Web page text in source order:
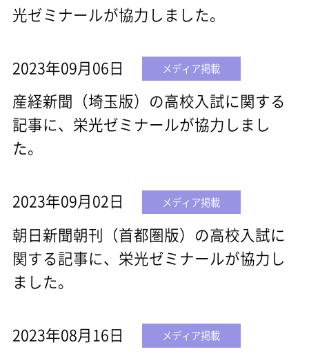
光ゼミナールが協力しました。
2023年09月06日 メディア掲載
産経新聞（埼玉版）の高校入試に関する
記事に、栄光ゼミナールが協力しまし
た。
2023年09月02日 メディア掲載
朝日新聞朝刊（首都圏版）の高校入試に
関する記事に、栄光ゼミナールが協力し
ました。
2023年08月16日 メディア掲載